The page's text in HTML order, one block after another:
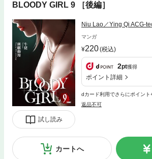
BLOODY GIRL 9 ［後編］
試し読み
Niu Lao／Ying Qi ACG-
マンガ
220(税込)
2pt獲得
ポイント詳細
dカード利用でさらにポイント
返品不可
カートへ